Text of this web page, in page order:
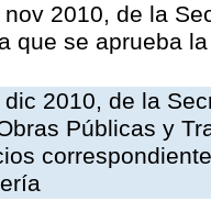
2010, de la
que se aprueba
2010, de la
Públicas y